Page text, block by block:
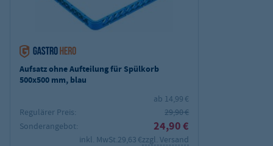
Aufsatz ohne Aufteilung für Spülkorb
500x500 mm, blau
ab 14,99 €
Regulärer Preis:
29,90 €
Sonderangebot:
24,90 €
inkl. MwSt.29,63 €zzgl. Versand